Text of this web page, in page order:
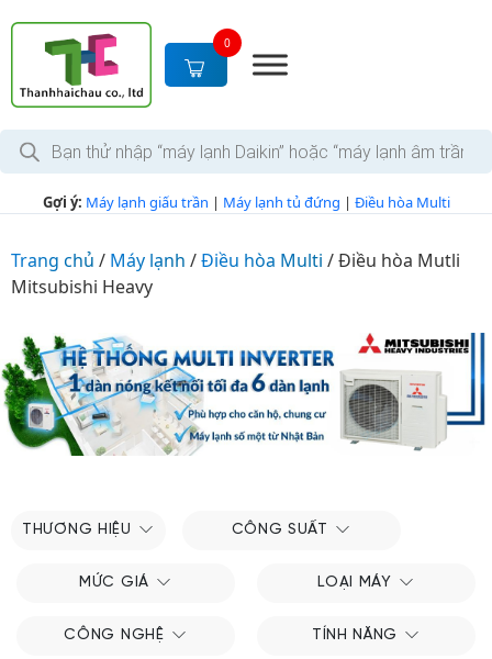
c
0
T
m
i
m
Gợi ý: Máy lạnh giấu trần | Máy lạnh tủ đứng | Điều hòa Multi
Trang chủ / Máy lạnh /Điều hòa Multi /Điều hòa Mutli
Mitsubishi Heavy
THƯƠNG HIỆU CÔNG SUẤT
MỨC GIÁ LOẠI MÁY
CÔNG NGHỆ TÍNH NĂNG